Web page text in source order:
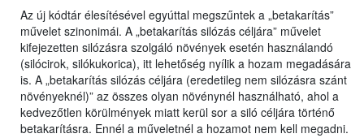
Az új kódtár élesítésével egyúttal megszűntek a „betakarítás”
művelet szinonimái. A „betakarítás silózás céljára” művelet
kifejezetten silózásra szolgáló növények esetén használandó
(silócirok, silókukorica), itt lehetőség nyílik a hozam megadására
is. A „betakarítás silózás céljára (eredetileg nem silózásra szánt
növényeknél)” az összes olyan növénynél használható, ahol a
kedvezőtlen körülmények miatt kerül sor a siló céljára történő
betakarításra. Ennél a műveletnél a hozamot nem kell megadni.